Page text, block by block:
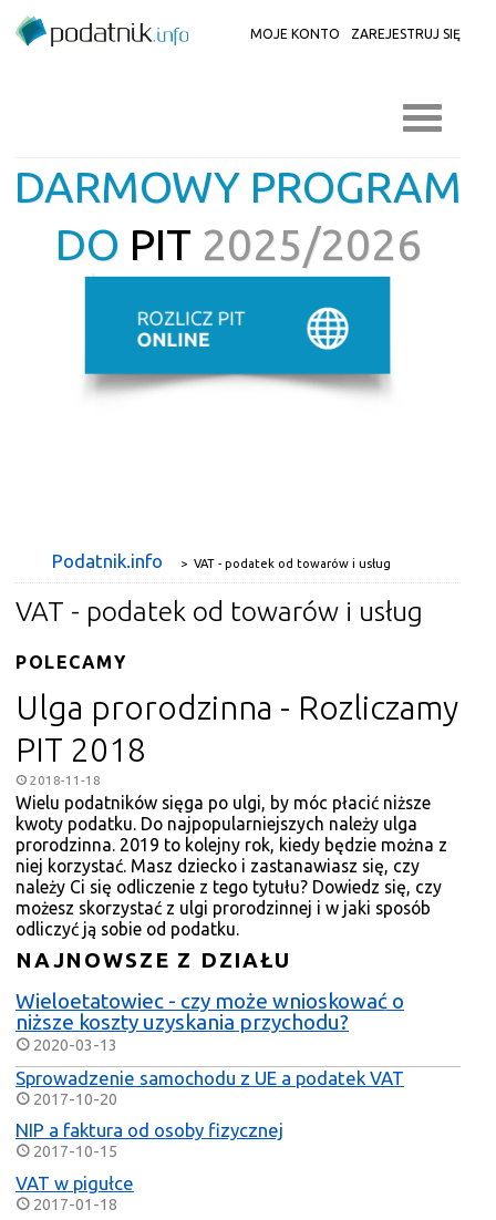
MOJE KONTO ZAREJESTRUJ SIĘ
DARMOWY PROGRAM
DO PIT 2025/2026
Podatnik.info > VAT - podatek od towarów i usług
VAT - podatek od towarów i usług
POLECAMY
Ulga prorodzinna - Rozliczamy
PIT 2018
2018-11-18
Wielu podatników sięga po ulgi, by móc płacić niższe
kwoty podatku. Do najpopularniejszych należy ulga
prorodzinna. 2019 to kolejny rok, kiedy będzie można z
niej korzystać. Masz dziecko i zastanawiasz się, czy
należy Ci się odliczenie z tego tytułu? Dowiedz się, czy
możesz skorzystać z ulgi prorodzinnej i w jaki sposób
odliczyć ją sobie od podatku.
NAJNOWSZE Z DZIAŁU
Wieloetatowiec - czy może wnioskować o
niższe koszty uzyskania przychodu?
2020-03-13
Sprowadzenie samochodu z UE a podatek VAT
2017-10-20
NIP a faktura od osoby fizycznej
2017-10-15
VAT w pigułce
2017-01-18